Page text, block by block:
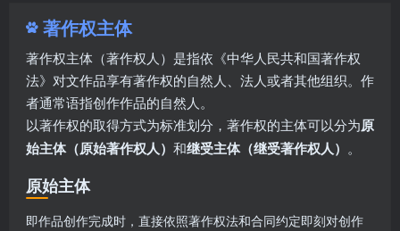
著作权主体
著作权主体（著作权人）是指依《中华人民共和国著作权
法》对文作品享有著作权的自然人、法人或者其他组织。作
者通常语指创作作品的自然人。
以著作权的取得方式为标准划分，著作权的主体可以分为原
始主体（原始著作权人） 和继受主体（继受著作权人） 。
原始主体
即作品创作完成时，直接依照著作权法和合同约定即刻对创作